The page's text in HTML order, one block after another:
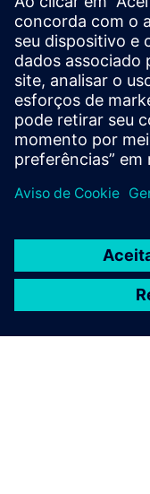
Improve
simplify cluster
largest HPC
throughput jobs.